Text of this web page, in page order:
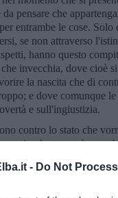
- Do Not
pensare che
entrambe le cose.
se non attraverso
hanno questo
invecchia, dove cioè
la nascita che di
e dove comunque
e sull'ingiustizia.
contro lo stato che
noi -e lo stato- che ne
c'è più niente da fare e
tenerla con sé, a
non so se avrei lo